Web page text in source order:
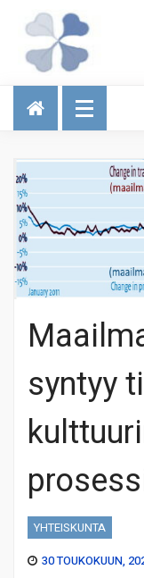
Talous
syntyy
YHTEISKUNTA
30 TOUKOKUUN,